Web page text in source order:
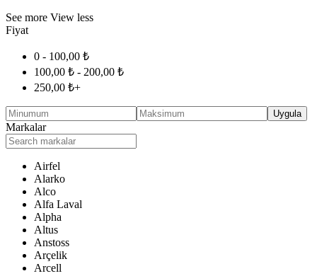
See more View less
Fiyat
0 - 100,00 ₺
100,00 ₺ - 200,00 ₺
250,00 ₺+
Uygula
Markalar
Airfel
Alarko
Alco
Alfa Laval
Alpha
Altus
Anstoss
Arçelik
Arcell